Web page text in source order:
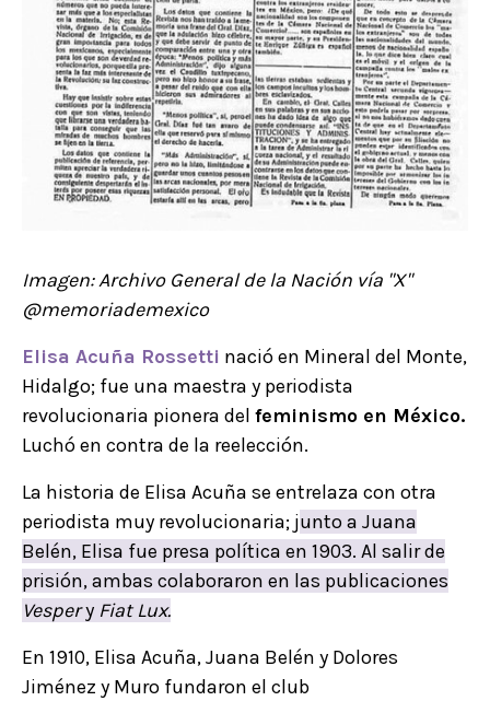
Imagen: Archivo General de la Nación vía "X"
@memoriademexico
Elisa Acuña Rossetti nació en Mineral del Monte,
Hidalgo; fue una maestra y periodista
revolucionaria pionera del feminismo en México.
Luchó en contra de la reelección.
La historia de Elisa Acuña se entrelaza con otra
periodista muy revolucionaria; junto a Juana
Belén, Elisa fue presa política en 1903. Al salir de
prisión, ambas colaboraron en las publicaciones
Vespery Fiat Lux.
En 1910, Elisa Acuña, Juana Belén y Dolores
Jiménez y Muro fundaron el club